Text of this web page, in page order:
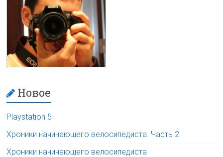
Новое
Playstation 5
Хроники начинающего велосипедиста. Часть 2
Хроники начинающего велосипедиста